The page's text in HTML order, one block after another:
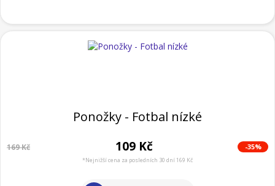
Ponožky - Fotbal nízké
169 Kč 109 Kč -35%
*Nejnižší cena za posledních 30 dní 169 Kč